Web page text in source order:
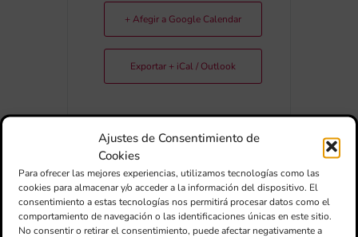
Ajustes de Consentimiento de
Cookies
Para ofrecer las mejores experiencias, utilizamos tecnologías como las
cookies para almacenar y/o acceder a la información del dispositivo. El
consentimiento a estas tecnologías nos permitirá procesar datos como el
comportamiento de navegación o las identificaciones únicas en este sitio.
No consentir o retirar el consentimiento, puede afectar negativamente a
+ Afegir a Google Calendar
Exportar + iCal / Outlook
COMPARTIR
ESDEVENIMENT